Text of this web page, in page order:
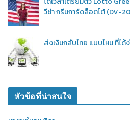
วีซ่า กรีนการ์ดล็อตโต้ (DV-
ส่งเงินกลับไทย แบบไหน ที่ได้
หัวข้อที่น่าสนใจ